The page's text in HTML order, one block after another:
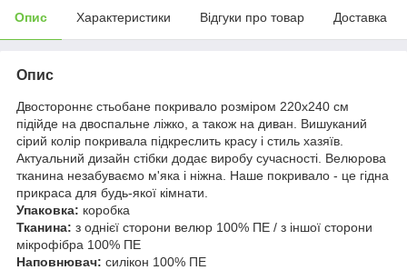
Опис Характеристики Відгуки про товар Доставка
Опис
Двостороннє стьобане покривало розміром 220х240 см
підійде на двоспальне ліжко, а також на диван. Вишуканий
сірий колір покривала підкреслить красу і стиль хазяїв.
Актуальний дизайн стібки додає виробу сучасності. Велюрова
тканина незабуваємо м'яка і ніжна. Наше покривало - це гідна
прикраса для будь-якої кімнати.
Упаковка: коробка
Тканина: з однієї сторони велюр 100% ПЕ / з іншої сторони
мікрофібра 100% ПЕ
Наповнювач: силікон 100% ПЕ